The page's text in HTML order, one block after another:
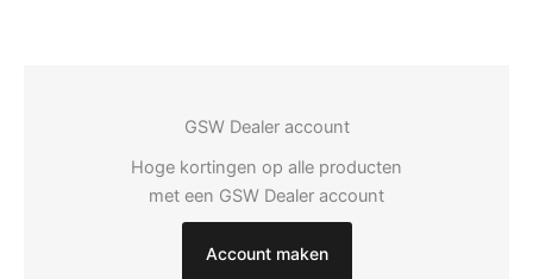
GSW Dealer account
Hoge kortingen op alle producten
met een GSW Dealer account
Account maken